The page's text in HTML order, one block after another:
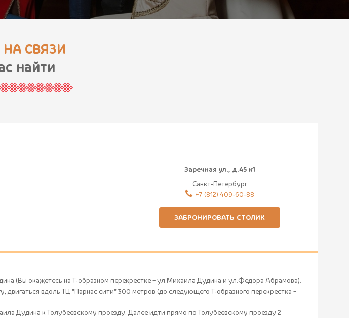
НА СВЯЗИ
найти
Заречная ул., д.45 к1
Санкт-Петербург
‎+7 (812) 409-60-88
ЗАБРОНИРОВАТЬ СТОЛИК
(Вы окажетесь на Т-образном перекрестке – ул.Михаила Дудина и ул.Федора Абрамова).
двигаться вдоль ТЦ "Парнас сити" 300 метров (до следующего Т-образного перекрестка –
Дудина к Толубеевскому проезду. Далее идти прямо по Толубеевскому проезду 2